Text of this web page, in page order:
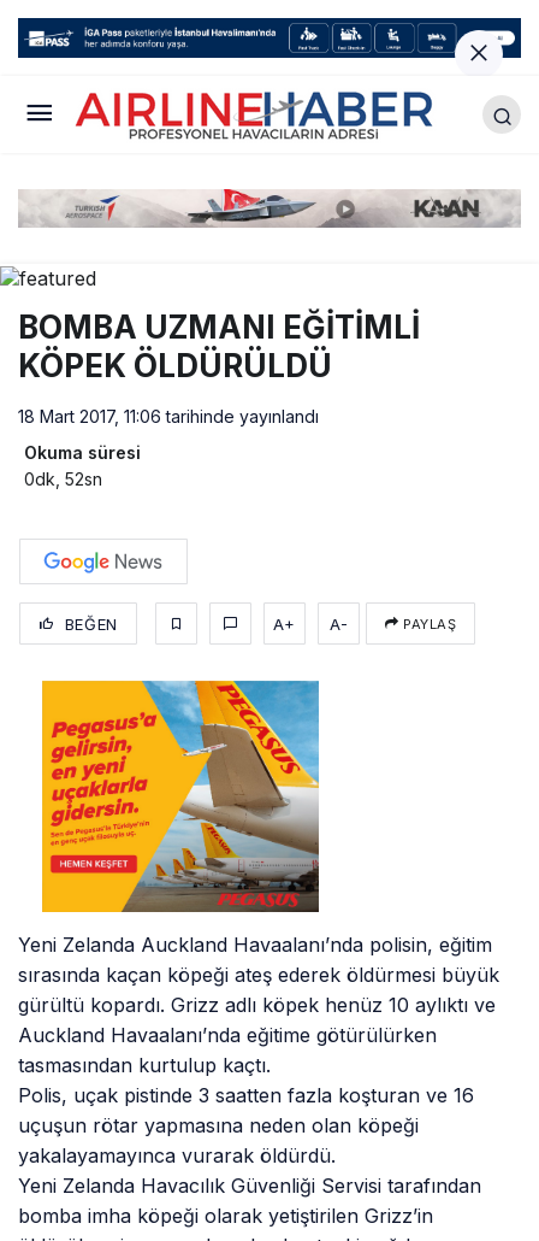
BOMBA UZMANI EĞİTİMLİ
KÖPEK ÖLDÜRÜLDÜ
18 Mart 2017, 11:06 tarihinde yayınlandı
Okuma süresi
0dk, 52sn
BEĞEN A+ A- PAYLAŞ
Yeni Zelanda Auckland Havaalanı’nda polisin, eğitim
sırasında kaçan köpeği ateş ederek öldürmesi büyük
gürültü kopardı. Grizz adlı köpek henüz 10 aylıktı ve
Auckland Havaalanı’nda eğitime götürülürken
tasmasından kurtulup kaçtı.
Polis, uçak pistinde 3 saatten fazla koşturan ve 16
uçuşun rötar yapmasına neden olan köpeği
yakalayamayınca vurarak öldürdü.
Yeni Zelanda Havacılık Güvenliği Servisi tarafından
bomba imha köpeği olarak yetiştirilen Grizz’in